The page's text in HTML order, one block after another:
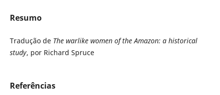
Resumo
Tradução de The warlike women of the Amazon: a historical
study, por Richard Spruce
Referências